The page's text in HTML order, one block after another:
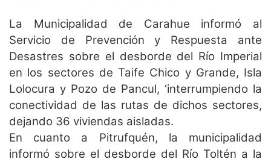
La Municipalidad de Carahue informó al
Servicio de Prevención y Respuesta ante
Desastres sobre el desborde del Río Imperial
en los sectores de Taife Chico y Grande, Isla
Lolocura y Pozo de Pancul, ‘interrumpiendo la
conectividad de las rutas de dichos sectores,
dejando 36 viviendas aisladas.
En cuanto a Pitrufquén, la municipalidad
informó sobre el desborde del Río Toltén a la